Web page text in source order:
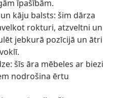
īpašībām.
kāju balsts: šim dārza
rokturi, atzveltni un
jebkurā pozīcijā un ātri
šīs āra mēbeles ar biezi
nodrošina ērtu